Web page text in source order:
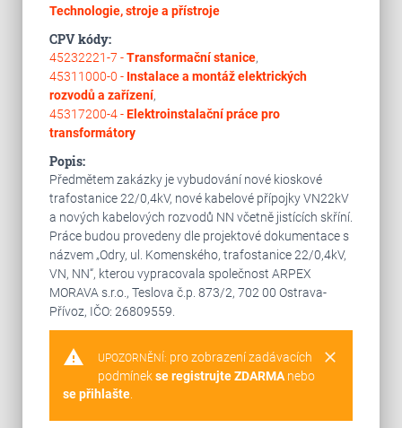
Technologie, stroje a přístroje
CPV kódy:
45232221-7 -Transformační stanice,
45311000-0 - Instalace a montáž elektrických
rozvodů a zařízení,
45317200-4 -Elektroinstalační práce pro
transformátory
Popis:
Předmětem zakázky je vybudování nové kioskové
trafostanice 22/0,4kV, nové kabelové přípojky VN22kV
a nových kabelových rozvodů NN včetně jistících skříní.
Práce budou provedeny dle projektové dokumentace s
názvem „Odry, ul. Komenského, trafostanice 22/0,4kV,
VN, NN“, kterou vypracovala společnost ARPEX
MORAVA s.r.o., Teslova č.p. 873/2, 702 00 Ostrava-
Přívoz, IČO: 26809559.
warning clear
UPOZORNĚNÍ: pro zobrazení zadávacích
podmínekse registrujte ZDARMAnebo
se přihlašte.